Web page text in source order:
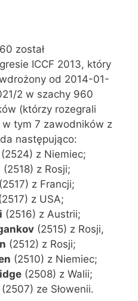
został
ICCF 2013, który
od 2014-01-
2 w szachy 960
(którzy rozegrali
tym 7 zawodników z
następująco:
(2524) z Niemiec;
(2518) z Rosji;
(2517) z Francji;
z USA;
(2516) z Austrii;
(2515) z Rosji,
(2512) z Rosji;
(2510) z Niemiec;
(2508) z Walii;
(2507) ze Słowenii.